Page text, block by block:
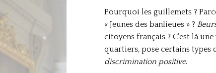
Pourquoi les guillemets ?
« Jeunes des banlieues » ?
citoyens français ? C’est là
quartiers, pose certains types
discrimination positive.